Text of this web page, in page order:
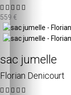
559 €
sac jumelle
Florian Denicourt